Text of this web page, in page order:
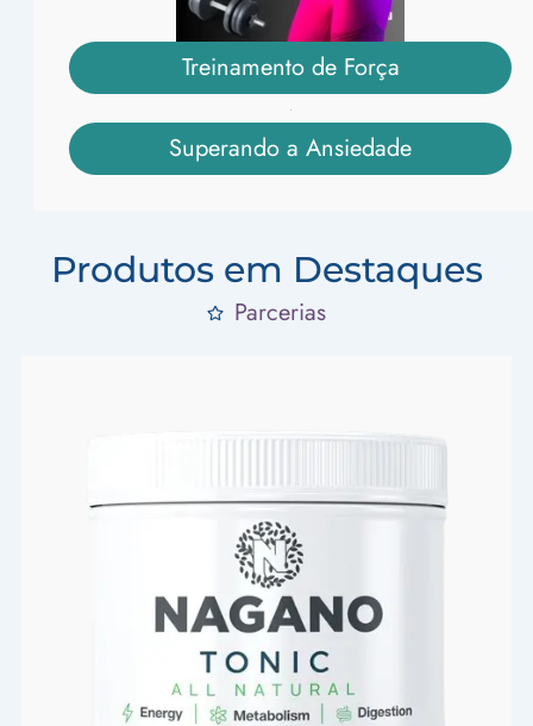
Treinamento de Força
Superando a Ansiedade
Produtos em Destaques
Parcerias